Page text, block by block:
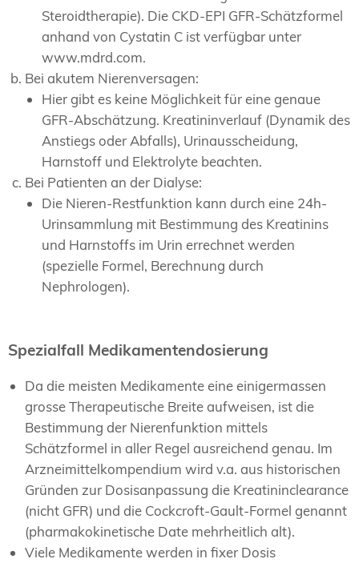
Steroidtherapie). Die CKD-EPI GFR-Schätzformel
anhand von Cystatin C ist verfügbar unter
www.mdrd.com.
Bei akutem Nierenversagen:
Hier gibt es keine Möglichkeit für eine genaue
GFR-Abschätzung. Kreatininverlauf (Dynamik des
Anstiegs oder Abfalls), Urinausscheidung,
Harnstoff und Elektrolyte beachten.
Bei Patienten an der Dialyse:
Die Nieren-Restfunktion kann durch eine 24h-
Urinsammlung mit Bestimmung des Kreatinins
und Harnstoffs im Urin errechnet werden
(spezielle Formel, Berechnung durch
Nephrologen).
Spezialfall Medikamentendosierung
Da die meisten Medikamente eine einigermassen
grosse Therapeutische Breite aufweisen, ist die
Bestimmung der Nierenfunktion mittels
Schätzformel in aller Regel ausreichend genau. Im
Arzneimittelkompendium wird v.a. aus historischen
Gründen zur Dosisanpassung die Kreatininclearance
(nicht GFR) und die Cockcroft-Gault-Formel genannt
(pharmakokinetische Date mehrheitlich alt).
Viele Medikamente werden in fixer Dosis